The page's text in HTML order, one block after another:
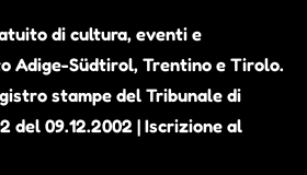
di cultura, eventi e
Adige-Südtirol, Trentino e Tirolo.
stampe del Tribunale di
del 09.12.2002 | Iscrizione al